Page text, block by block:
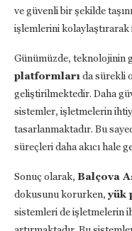
ve güvenli bir şekilde
işlemlerini kolaylaştırarak
Günümüzde, teknolojinin
platformları da sürekli
geliştirilmektedir. Daha
sistemler, işletmelerin
tasarlanmaktadır. Bu
süreçleri daha akıcı hale
Sonuç olarak, Balçova
dokusunu korurken,yük
sistemleri de işletmelerin